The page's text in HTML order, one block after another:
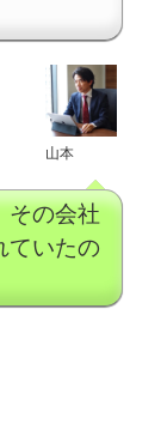
山本
その会社
ていたの